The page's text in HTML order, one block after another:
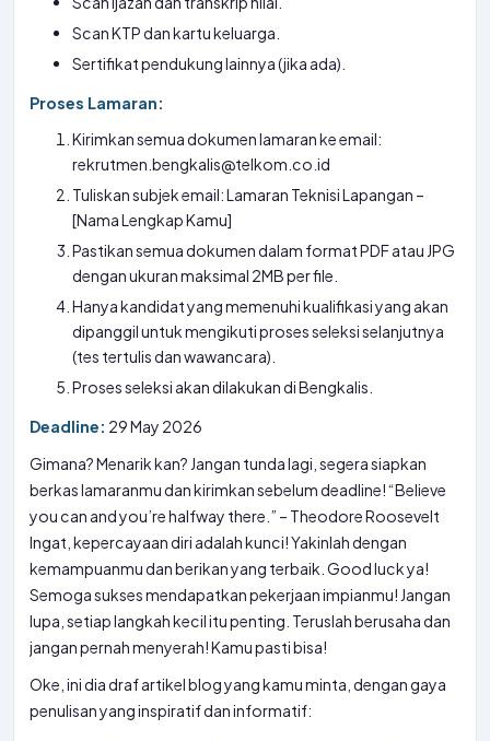
Scan KTP dan kartu keluarga.
Sertifikat pendukung lainnya (jika ada).
Proses Lamaran:
Kirimkan semua dokumen lamaran ke email:
rekrutmen.bengkalis@telkom.co.id
Tuliskan subjek email: Lamaran Teknisi Lapangan –
[Nama Lengkap Kamu]
Pastikan semua dokumen dalam format PDF atau JPG
dengan ukuran maksimal 2MB per file.
Hanya kandidat yang memenuhi kualifikasi yang akan
dipanggil untuk mengikuti proses seleksi selanjutnya
(tes tertulis dan wawancara).
Proses seleksi akan dilakukan di Bengkalis.
Deadline: 29 May 2026
Gimana? Menarik kan? Jangan tunda lagi, segera siapkan
berkas lamaranmu dan kirimkan sebelum deadline! “Believe
you can and you’re halfway there.” – Theodore Roosevelt
Ingat, kepercayaan diri adalah kunci! Yakinlah dengan
kemampuanmu dan berikan yang terbaik. Good luck ya!
Semoga sukses mendapatkan pekerjaan impianmu! Jangan
lupa, setiap langkah kecil itu penting. Teruslah berusaha dan
jangan pernah menyerah! Kamu pasti bisa!
Oke, ini dia draf artikel blog yang kamu minta, dengan gaya
penulisan yang inspiratif dan informatif: